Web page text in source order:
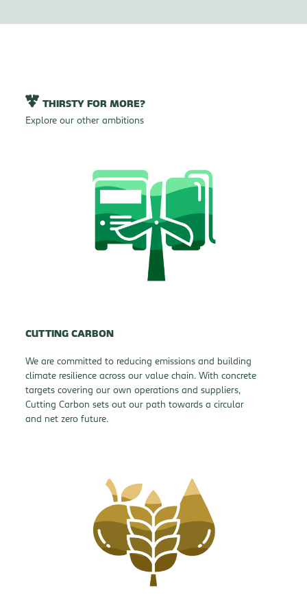
THIRSTY FOR MORE?
Explore our other ambitions
CUTTING CARBON
We are committed to reducing emissions and building
climate resilience across our value chain. With concrete
targets covering our own operations and suppliers,
Cutting Carbon sets out our path towards a circular
and net zero future.